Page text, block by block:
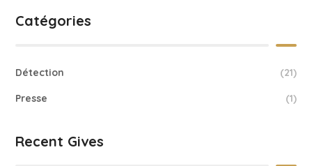
Catégories
Détection (21)
Presse (1)
Recent Gives